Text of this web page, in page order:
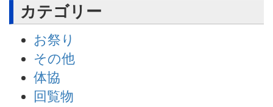
カテゴリー
お祭り
その他
体協
回覧物